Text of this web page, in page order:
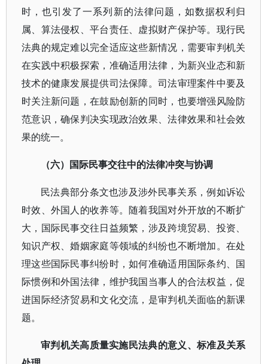
时，也引发了一系列新的法律问题，如数据权利归
属、算法侵权、平台责任、虚拟财产保护等。现行民
法典的规定难以完全适应这些新情况，需要审判机关
在实践中积极探索，准确适用法律，为新兴业态和新
技术的健康发展提供司法保障。司法审理案件中要及
时关注新问题，在鼓励创新的同时，也要增强风险防
范意识，确保判决实现政治效果、法律效果和社会效
果的统一。
（六）国际民事交往中的法律冲突与协调
民法典部分条文也涉及涉外民事关系，例如诉讼
时效、外国人的收养等。随着我国对外开放的不断扩
大，国际民事交往日益频繁，涉及跨境贸易、投资、
知识产权、婚姻家庭等领域的纠纷也不断增加。在处
理这些国际民事纠纷时，如何准确适用国际条约、国
际惯例和外国法律，维护我国当事人的合法权益，促
进国际经济贸易和文化交流，是审判机关面临的新课
题。
审判机关高质量实施民法典的意义、标准及关系